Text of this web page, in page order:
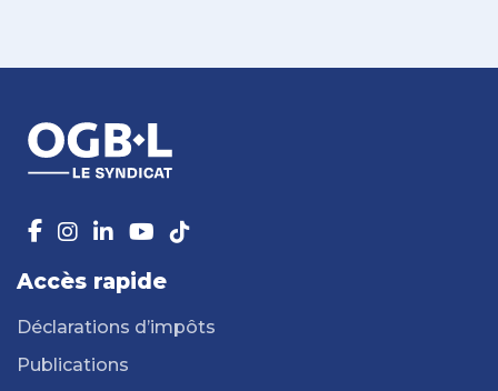
Accès rapide
Déclarations d’impôts
Publications